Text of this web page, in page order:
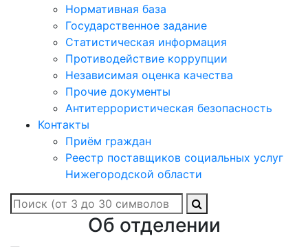
Нормативная база
Государственное задание
Статистическая информация
Противодействие коррупции
Независимая оценка качества
Прочие документы
Антитеррористическая безопасность
Контакты
Приём граждан
Реестр поставщиков социальных услуг
Нижегородской области
Об отделении